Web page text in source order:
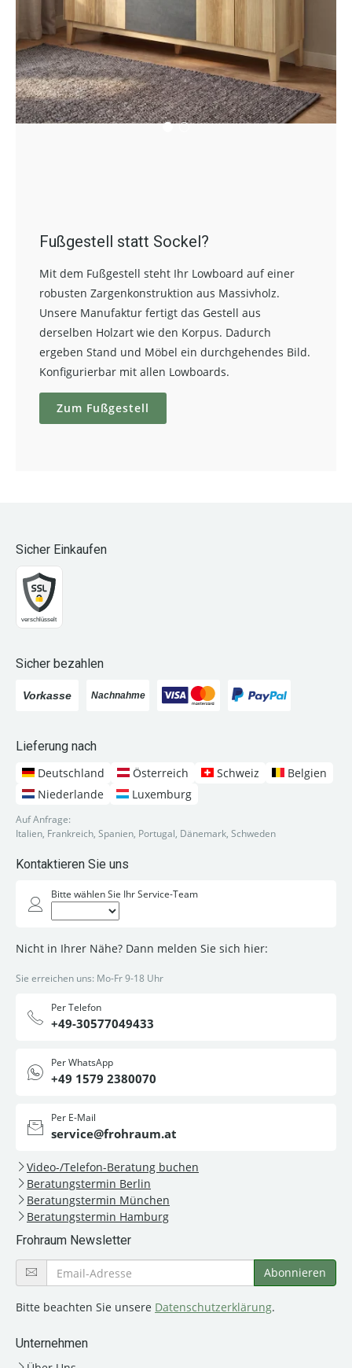
Fußgestell statt Sockel?
Mit dem Fußgestell steht Ihr Lowboard auf einer
robusten Zargenkonstruktion aus Massivholz.
Unsere Manufaktur fertigt das Gestell aus
derselben Holzart wie den Korpus. Dadurch
ergeben Stand und Möbel ein durchgehendes Bild.
Konfigurierbar mit allen Lowboards.
Zum Fußgestell
Sicher Einkaufen
Sicher bezahlen
Lieferung nach
Deutschland
Österreich Schweiz
Belgien
Niederlande
Luxemburg
Auf Anfrage:
Italien, Frankreich, Spanien, Portugal, Dänemark, Schweden
Kontaktieren Sie uns
Bitte wählen Sie Ihr Service-Team
Nicht in Ihrer Nähe? Dann melden Sie sich hier:
Sie erreichen uns: Mo-Fr 9-18 Uhr
Per Telefon
+49-30577049433
Per WhatsApp
+49 1579 2380070
Per E-Mail
service@frohraum.at
Video-/Telefon-Beratung buchen
Beratungstermin Berlin
Beratungstermin München
Beratungstermin Hamburg
Frohraum Newsletter
Bitte beachten Sie unsere Datenschutzerklärung.
Unternehmen